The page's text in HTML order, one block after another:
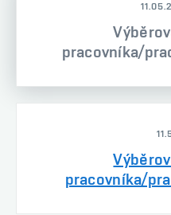
pracovníka/
pracovníka/